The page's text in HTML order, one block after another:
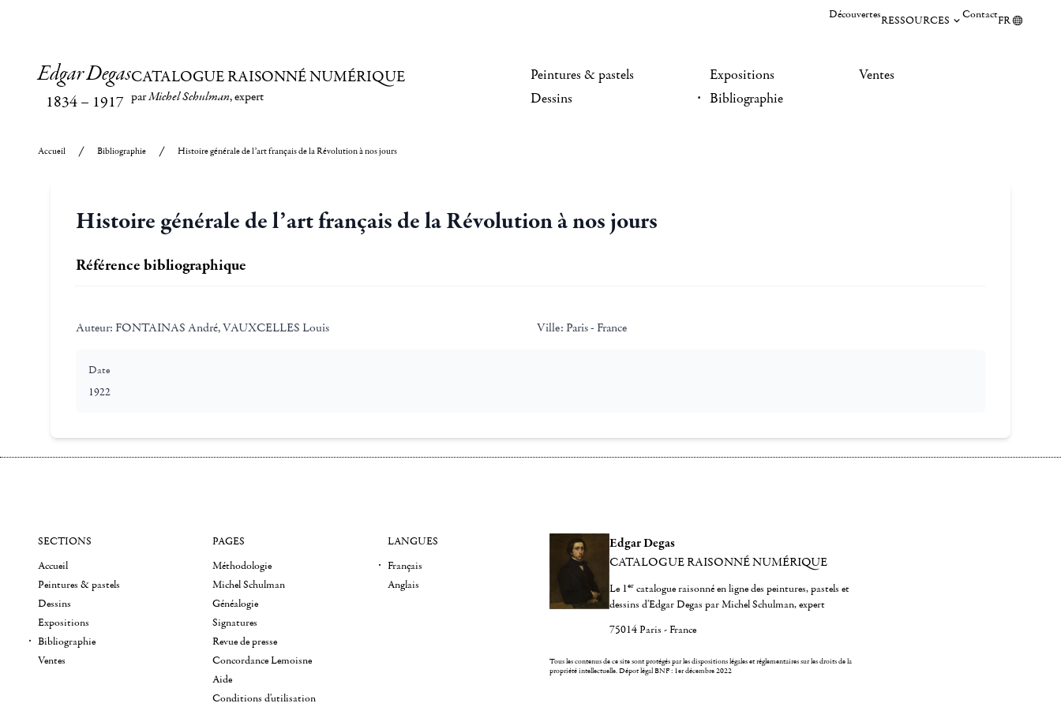
DécouvertesRESSOURCES ContactFR
Edgar Degas
1834– 1917
CATALOGUE RAISONNÉ NUMÉRIQUE
parMichel Schulman, expert
Peintures & pastels
Dessins
Expositions
Bibliographie
Ventes
Accueil Bibliographie Histoire générale de l’art français de la Révolution à nos jours
Histoire générale de l’art français de la Révolution à nos jours
Référence bibliographique
Auteur: FONTAINAS André, VAUXCELLES Louis Ville: Paris - France
Date
1922
Edgar Degas
CATALOGUE RAISONNÉ NUMÉRIQUE
Le 1er catalogue raisonné en ligne des peintures, pastels et
dessins d'Edgar Degas par Michel Schulman, expert
75014 Paris - France
Tous les contenus de ce site sont protégés par les dispositions légales et réglementaires sur les droits de la
propriété intellectuelle.Dépot légal BNF : 1er décembre 2022
SECTIONS
Accueil
Peintures & pastels
Dessins
Expositions
Bibliographie
Ventes
PAGES
Méthodologie
Michel Schulman
Généalogie
Signatures
Revue de presse
Concordance Lemoisne
Aide
Conditions d'utilisation
LANGUES
Français
Anglais